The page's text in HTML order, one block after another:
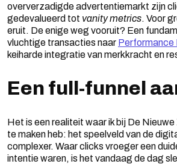
oververzadigde advertentiemarkt zijn
gedevalueerd tot vanity metrics. Voor
eruit. De enige weg vooruit? Een
vluchtige transacties naar Performance
keiharde integratie van merkkracht en
Een full-funnel
Het is een realiteit waar ik bij De
te maken heb: het speelveld van de
complexer. Waar clicks vroeger een
intentie waren, is het vandaag de dag